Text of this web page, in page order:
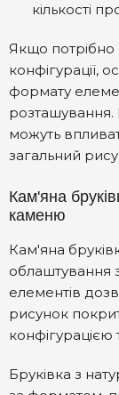
кількості
Якщо потрібно
конфігурації,
формату
розташування.
можуть
загальний
Кам'яна
каменю
Кам'яна
облаштування
елементів
рисунок
конфігурацією
Бруківка з